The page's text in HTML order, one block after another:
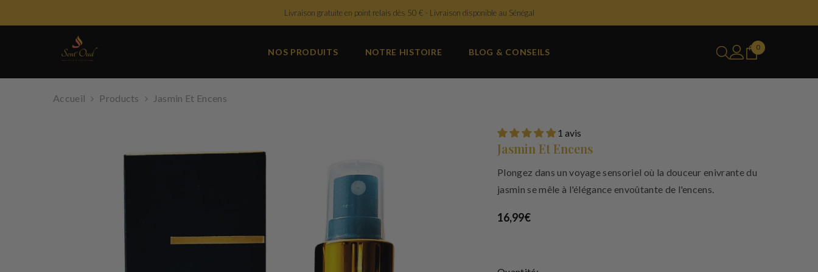
Livraison gratuite en point relais dès 50 € - Livraison disponible au Sénégal
NOS PRODUITS NOTRE HISTOIRE BLOG & CONSEILS 00
Accueil Products Jasmin Et Encens
1 avis
Jasmin Et Encens
Plongez dans un voyage sensoriel où la douceur enivrante du
jasmin se mêle à l'élégance envoûtante de l'encens.
16,99€